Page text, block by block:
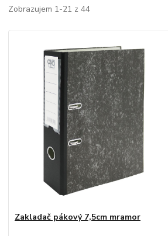
Zobrazujem 1-21 z 44
Zakladač pákový 7,5cm mramor